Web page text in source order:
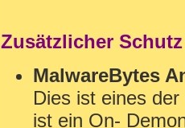
Zusätzlicher Schutz
MalwareBytes
Dies ist eines
ist ein On-